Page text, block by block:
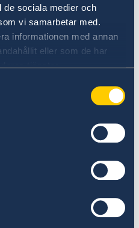
de sociala medier och
vi samarbetar med.
informationen med annan
eller som de har
tjänster.
por teléfono o
Mar 750, Of. 601
los días feriados del
de Suecia en
Apurímac y Madre de